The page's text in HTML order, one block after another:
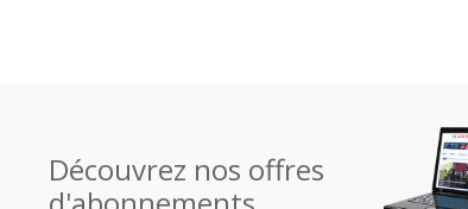
Découvrez nos offres